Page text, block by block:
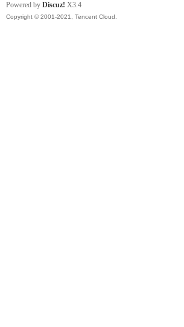
Powered by Discuz! X3.4
Copyright © 2001-2021, Tencent Cloud.